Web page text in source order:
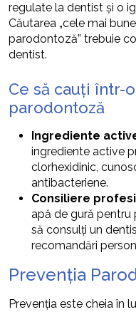
regulate la dentist și o
Căutarea „cele mai
parodontoză” trebuie
dentist.
Ce să cauți într-
parodontoză
Ingrediente
ingrediente active
clorhexidinic,
antibacteriene.
Consiliere
apă de gură
să consulți un
recomandări
Prevenția
Prevenția este cheia în